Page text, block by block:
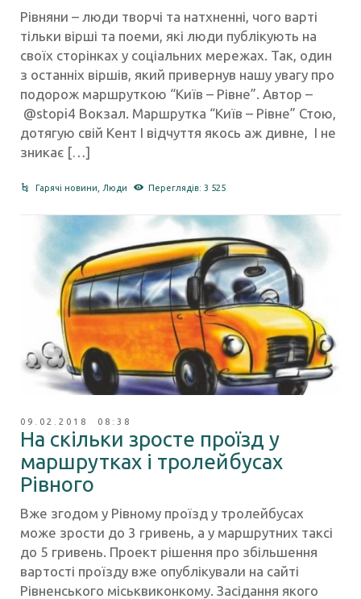
Рівняни – люди творчі та натхненні, чого варті
тільки вірші та поеми, які люди публікують на
своїх сторінках у соціальних мережах. Так, один
з останніх віршів, який привернув нашу увагу про
подорож маршруткою “Київ – Рівне”. Автор –
@stopi4 Вокзал. Маршрутка “Київ – Рівне” Стою,
дотягую свій Кент І відчуття якось аж дивне, І не
зникає […]
Гарячі новини Люди Переглядів: 3 525
09.02.2018 08:38
На скільки зросте проїзд у
маршрутках і тролейбусах
Рівного
Вже згодом у Рівному проїзд у тролейбусах
може зрости до 3 гривень, а у маршрутних таксі
до 5 гривень. Проект рішення про збільшення
вартості проїзду вже опублікували на сайті
Рівненського міськвиконкому. Засідання якого